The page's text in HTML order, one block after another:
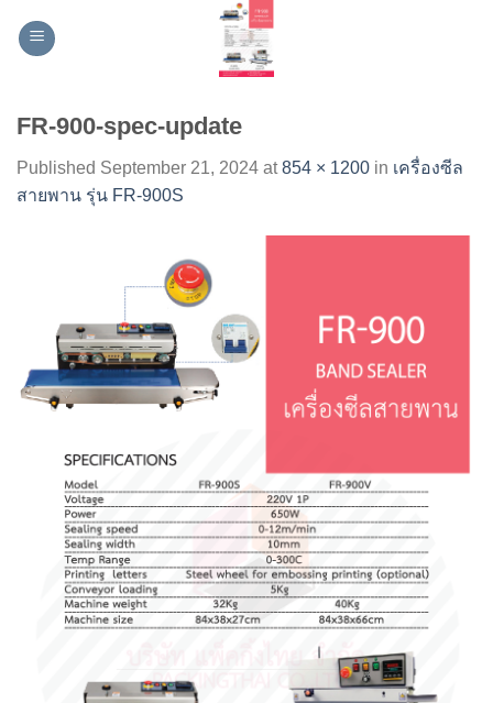
FR-900-spec-update
Published September 21, 2024 at854 × 1200 in เครื่องซีล
สายพาน รุ่น FR-900S